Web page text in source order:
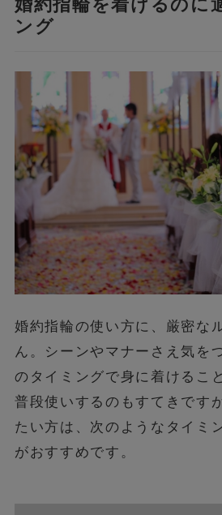
ング
婚約指輪の使い方に、厳密な
ん。シーンやマナーさえ気を
のタイミングで身に着けるこ
普段使いするのもすてきです
たい方は、次のようなタイミ
がおすすめです。